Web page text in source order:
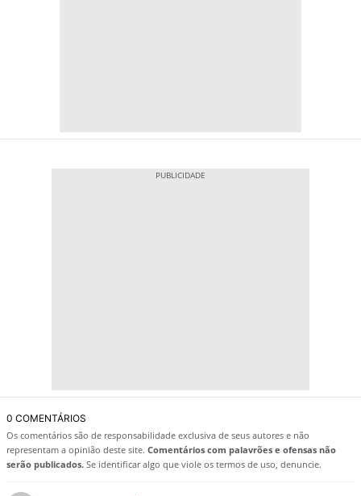
0 COMENTÁRIOS
Os comentários são de responsabilidade exclusiva de seus autores e não
representam a opinião deste site. Comentários com palavrões e ofensas não
serão publicados. Se identificar algo que viole os termos de uso, denuncie.